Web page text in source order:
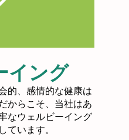
イング
的、感情的な健康は
からこそ、当社はあ
なウェルビーイング
ています。